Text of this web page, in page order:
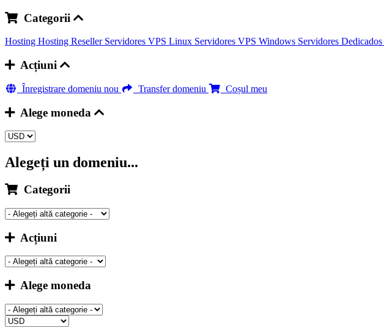
Categorii
Hosting Hosting Reseller Servidores VPS Linux Servidores VPS Windows Servidores Dedicados
Acțiuni
Înregistrare domeniu nou Transfer domeniu Coșul meu
Alege moneda
Alegeți un domeniu...
Categorii
Acțiuni
Alege moneda